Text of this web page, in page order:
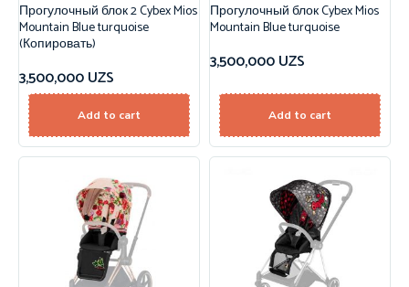
Прогулочный блок 2 Cybex Mios
Mountain Blue turquoise
(Копировать)
3,500,000UZS
Add to cart
Прогулочный блок Cybex Mios
Mountain Blue turquoise
3,500,000UZS
Add to cart